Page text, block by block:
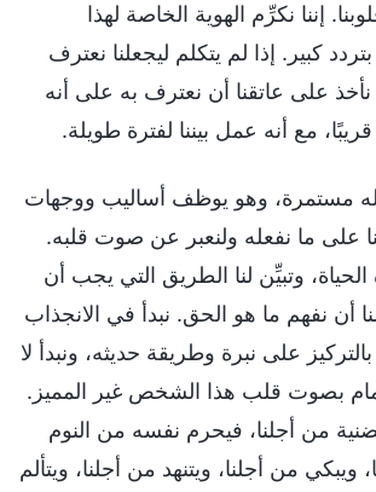
إننا نكرِّم الهوية الخاصة لهذا
كبير. إذا لم يتكلم ليجعلنا نعترف
نأخذ على عاتقنا أن نعترف به على أنه
مع أنه عمل بيننا لفترة طويلة.
مستمرة، وهو يوظف أساليب ووجهات
على ما نفعله ولنعبر عن صوت قلبه.
وتبيِّن لنا الطريق التي يجب أن
أن نفهم ما هو الحق. نبدأ في الانجذاب
بالتركيز على نبرة وطريقة حديثه، ونبدأ لا
بصوت قلب هذا الشخص غير المميز.
من أجلنا، فيحرم نفسه من النوم
ويبكي من أجلنا، ويتنهد من أجلنا، ويتألم